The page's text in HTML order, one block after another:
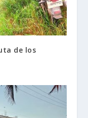
de los